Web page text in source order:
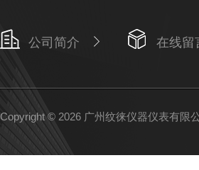
公司简介 在线留
Copyright © 2026 广州纹徕仪器仪表有限